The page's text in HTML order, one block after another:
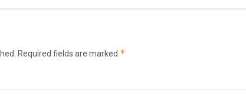
Required fields are marked *